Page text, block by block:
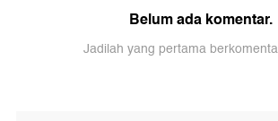
Belum ada komentar.
Jadilah yang pertama